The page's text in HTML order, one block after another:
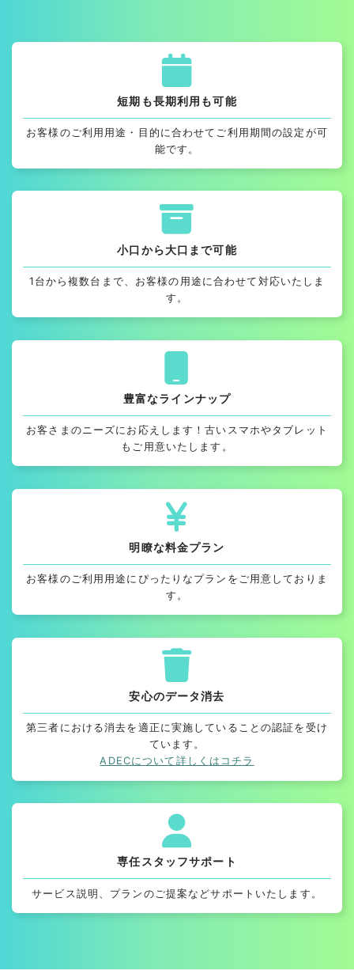
短期も長期利用も可能
お客様のご利用用途・目的に合わせてご利用期間の設定が可
能です。
小口から大口まで可能
1台から複数台まで、お客様の用途に合わせて対応いたしま
す。
豊富なラインナップ
お客さまのニーズにお応えします！古いスマホやタブレット
もご用意いたします。
明瞭な料金プラン
お客様のご利用用途にぴったりなプランをご用意しておりま
す。
安心のデータ消去
第三者における消去を適正に実施していることの認証を受け
ています。
ADECについて詳しくはコチラ
専任スタッフサポート
サービス説明、プランのご提案などサポートいたします。